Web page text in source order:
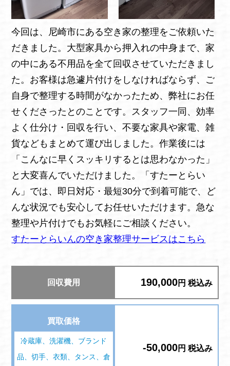
今回は、尼崎市にある空き家の整理をご依頼いた
だきました。大型家具から押入れの中身まで、家
の中にある不用品を全て回収させていただきまし
た。お客様は急遽片付けをしなければならず、ご
自身で整理する時間がなかったため、弊社にお任
せくださったとのことです。スタッフ一同、効率
よく仕分け・回収を行い、不要な家具や家電、雑
貨などもまとめて運び出しました。作業後には
「こんなに早くスッキリするとは思わなかった」
と大変喜んでいただけました。「すたーとらい
ん」では、即日対応・最短30分で到着可能で、ど
んな状況でも安心してお任せいただけます。急な
整理や片付けでもお気軽にご相談ください。
すたーとらいんの空き家整理サービスはこちら
回収費用 190,000円 税込み
買取価格
冷蔵庫、洗濯機、ブランド
品、切手、衣類、タンス、倉
-50,000円 税込み